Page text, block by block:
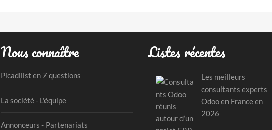
Nous connaître
Picadilist en 7 questions
La société - L'équipe
Annonceurs - Partenariats
Listes récentes
Les meilleurs
consultants experts
Odoo en France en
2026